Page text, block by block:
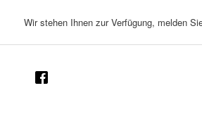
Wir stehen Ihnen zur Verfügung, melden